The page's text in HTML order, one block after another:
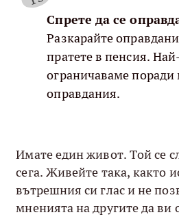
Спрете да се
Разкарайте
пратете в пенсия.
ограничаваме поради
оправдания.
Имате един живот. Той се
сега. Живейте така, както
вътрешния си глас и не
мненията на другите да ви